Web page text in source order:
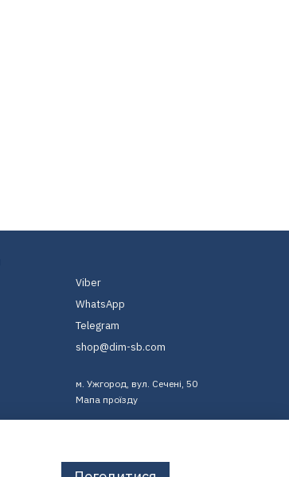
Viber
WhatsApp
Telegram
shop@dim-sb.com
м. Ужгород, вул. Сечені, 50
Мапа проїзду